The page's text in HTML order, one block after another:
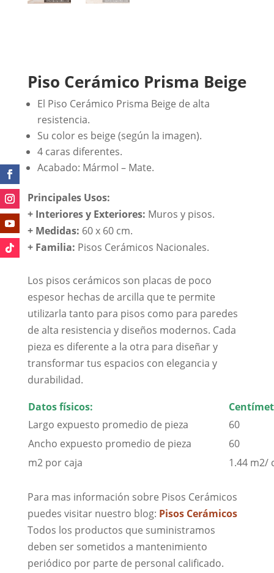
Piso Cerámico Prisma Beige
El Piso Cerámico Prisma Beige de alta
resistencia.
Su color es beige (según la imagen).
4 caras diferentes.
Acabado: Mármol – Mate.
Principales Usos:
+ Interiores y Exteriores: Muros y pisos.
+ Medidas: 60 x 60 cm.
+ Familia: Pisos Cerámicos Nacionales.
Los pisos cerámicos son placas de poco
espesor hechas de arcilla que te permite
utilizarla tanto para pisos como para paredes
de alta resistencia y diseños modernos. Cada
pieza es diferente a la otra para diseñar y
transformar tus espacios con elegancia y
durabilidad.
Datos físicos:
Largo expuesto promedio de pieza
60
Ancho expuesto promedio de pieza
60
m2 por caja
1.44 m2/
Para mas información sobre Pisos Cerámicos
puedes visitar nuestro blog: Pisos Cerámicos
Todos los productos que suministramos
deben ser sometidos a mantenimiento
periódico por parte de personal calificado.